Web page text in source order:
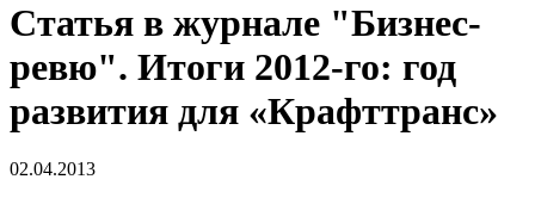
Статья в журнале "Бизнес-
ревю". Итоги 2012-го: год
развития для «Крафттранс»
02.04.2013